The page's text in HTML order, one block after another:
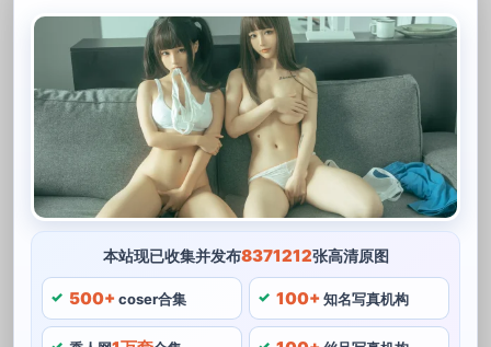
本站现已收集并发布8371212张高清原图
500+coser合集 100+知名写真机构